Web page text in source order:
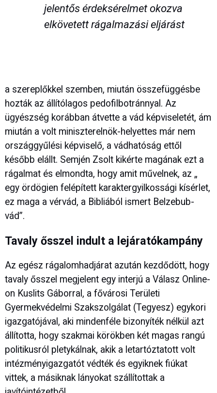
jelentős érdeksérelmet okozva
elkövetett rágalmazási eljárást
a szereplőkkel szemben, miután összefüggésbe
hozták az állítólagos pedofilbotránnyal. Az
ügyészség korábban átvette a vád képviseletét, ám
miután a volt miniszterelnök-helyettes már nem
országgyűlési képviselő, a vádhatóság ettől
később elállt. Semjén Zsolt kikérte magának ezt a
rágalmat és elmondta, hogy amit művelnek, az „
egy ördögien felépített karaktergyilkossági kísérlet,
ez maga a vérvád, a Bibliából ismert Belzebub-
vád”.
Tavaly ősszel indult a lejáratókampány
Az egész rágalomhadjárat azután kezdődött, hogy
tavaly ősszel megjelent egy interjú a Válasz Online-
on Kuslits Gáborral, a fővárosi Területi
Gyermekvédelmi Szakszolgálat (Tegyesz) egykori
igazgatójával, aki mindenféle bizonyíték nélkül azt
állította, hogy szakmai körökben két magas rangú
politikusról pletykálnak, akik a letartóztatott volt
intézményigazgatót védték és egyiknek fiúkat
vittek, a másiknak lányokat szállítottak a